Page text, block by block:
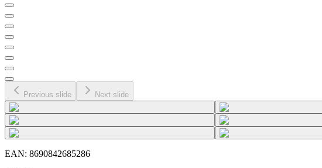
Previous slide Next slide
EAN: 8690842685286